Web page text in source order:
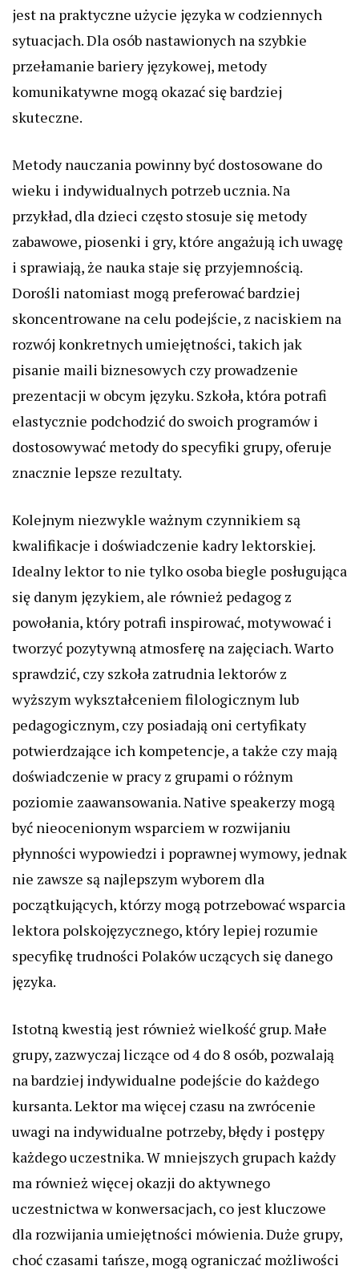
jest na praktyczne użycie języka w codziennych
sytuacjach. Dla osób nastawionych na szybkie
przełamanie bariery językowej, metody
komunikatywne mogą okazać się bardziej
skuteczne.
Metody nauczania powinny być dostosowane do
wieku i indywidualnych potrzeb ucznia. Na
przykład, dla dzieci często stosuje się metody
zabawowe, piosenki i gry, które angażują ich uwagę
i sprawiają, że nauka staje się przyjemnością.
Dorośli natomiast mogą preferować bardziej
skoncentrowane na celu podejście, z naciskiem na
rozwój konkretnych umiejętności, takich jak
pisanie maili biznesowych czy prowadzenie
prezentacji w obcym języku. Szkoła, która potrafi
elastycznie podchodzić do swoich programów i
dostosowywać metody do specyfiki grupy, oferuje
znacznie lepsze rezultaty.
Kolejnym niezwykle ważnym czynnikiem są
kwalifikacje i doświadczenie kadry lektorskiej.
Idealny lektor to nie tylko osoba biegle posługująca
się danym językiem, ale również pedagog z
powołania, który potrafi inspirować, motywować i
tworzyć pozytywną atmosferę na zajęciach. Warto
sprawdzić, czy szkoła zatrudnia lektorów z
wyższym wykształceniem filologicznym lub
pedagogicznym, czy posiadają oni certyfikaty
potwierdzające ich kompetencje, a także czy mają
doświadczenie w pracy z grupami o różnym
poziomie zaawansowania. Native speakerzy mogą
być nieocenionym wsparciem w rozwijaniu
płynności wypowiedzi i poprawnej wymowy, jednak
nie zawsze są najlepszym wyborem dla
początkujących, którzy mogą potrzebować wsparcia
lektora polskojęzycznego, który lepiej rozumie
specyfikę trudności Polaków uczących się danego
języka.
Istotną kwestią jest również wielkość grup. Małe
grupy, zazwyczaj liczące od 4 do 8 osób, pozwalają
na bardziej indywidualne podejście do każdego
kursanta. Lektor ma więcej czasu na zwrócenie
uwagi na indywidualne potrzeby, błędy i postępy
każdego uczestnika. W mniejszych grupach każdy
ma również więcej okazji do aktywnego
uczestnictwa w konwersacjach, co jest kluczowe
dla rozwijania umiejętności mówienia. Duże grupy,
choć czasami tańsze, mogą ograniczać możliwości